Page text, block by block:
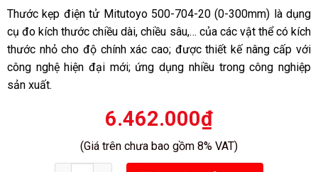
Được
xếp
hạng
5
sao
Thước kẹp điện tử Mitutoyo 500-704-20 (0-300mm) là dụng
cụ đo kích thước chiều dài, chiều sâu,… của các vật thể có kích
thước nhỏ cho độ chính xác cao; được thiết kế nâng cấp với
công nghệ hiện đại mới; ứng dụng nhiều trong công nghiệp
sản xuất.
6.462.000₫
(Giá trên chưa bao gồm 8% VAT)